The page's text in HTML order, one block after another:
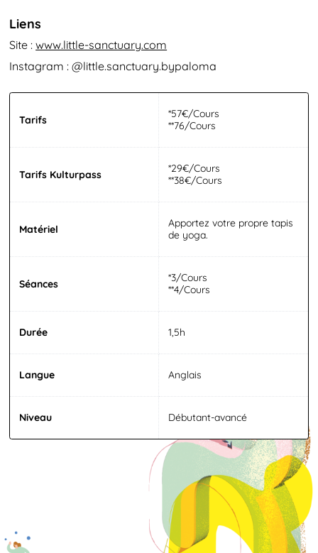
Liens
Site :www​.lit​tle​-sanc​tu​ary​.com
Instagram : @little.sanctuary.bypaloma
Tarifs
*57€/Cours
**76/Cours
Tarifs Kulturpass
*29€/Cours
**38€/Cours
Matériel
Apportez votre propre tapis
de yoga.
Séances
*3/Cours
**4/Cours
Durée 1,5h
Langue Anglais
Niveau Débutant-avancé